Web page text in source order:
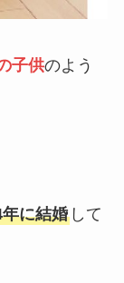
子供のよう
に結婚して